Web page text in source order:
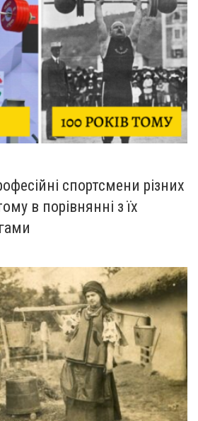
спортсмени різних
в порівнянні з їх